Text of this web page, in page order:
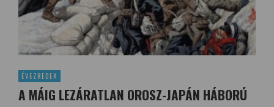
ÉVEZREDEK
A MÁIG LEZÁRATLAN OROSZ-JAPÁN HÁBORÚ